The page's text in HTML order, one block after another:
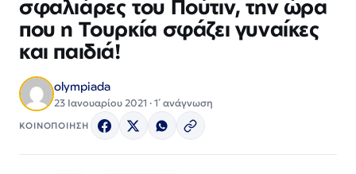
σφαλιάρες του Πούτιν, την ώρα
που η Τουρκία σφάζει γυναίκες
και παιδιά!
olympiada
23 Ιανουαρίου 2021 · 1΄ ανάγνωση
ΚΟΙΝΟΠΟΙΗΣΗ